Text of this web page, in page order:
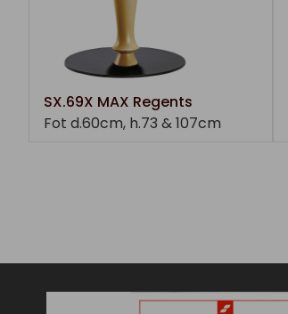
SX.69X MAX Regents
Fot d.60cm, h.73 & 107cm